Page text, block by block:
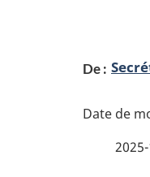
1
é
t
De :